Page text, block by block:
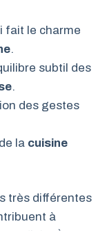
fait le charme
.
subtil des
.
des gestes
la cuisine
très différentes
à